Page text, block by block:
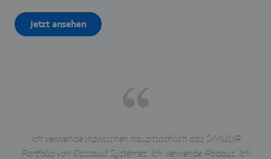
Jetzt ansehen
Ich verwende inzwischen hauptsächlich das SIMULIA
Portfolio von Dassault Systèmes: Ich verwende Abaqus. Ich